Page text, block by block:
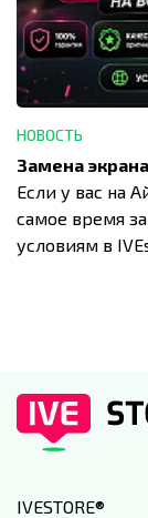
НОВОСТЬ
Замена
Если у вас на
самое время
условиям в
IVESTORE®